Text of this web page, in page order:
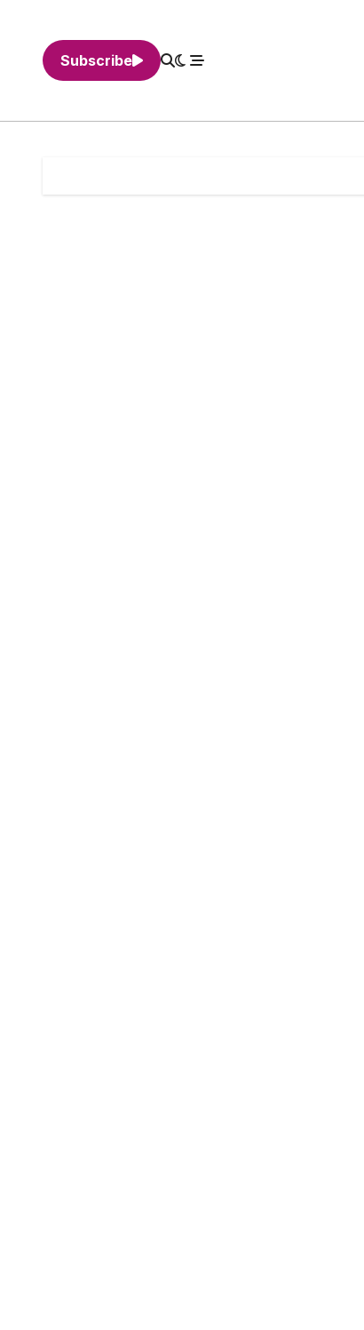
Subscribe